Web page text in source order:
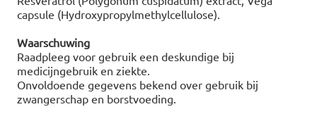
capsule (Hydroxypropylmethylcellulose).
Waarschuwing
Raadpleeg voor gebruik een deskundige bij
medicijngebruik en ziekte.
Onvoldoende gegevens bekend over gebruik bij
zwangerschap en borstvoeding.